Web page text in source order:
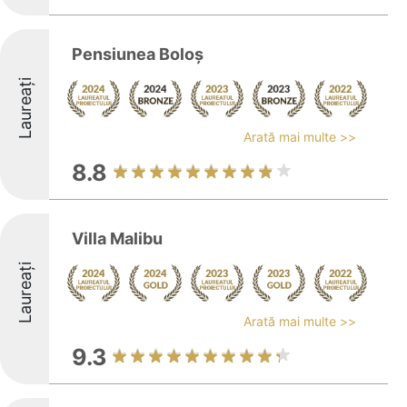
Laureați
Pensiunea Boloș
Arată mai multe >>
8.8
Laureați
Villa Malibu
Arată mai multe >>
9.3